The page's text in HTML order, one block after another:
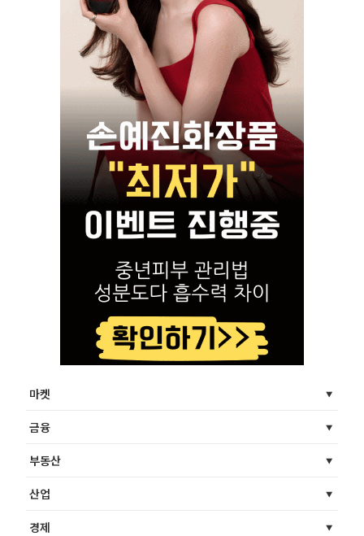
마켓
금융
부동산
산업
경제